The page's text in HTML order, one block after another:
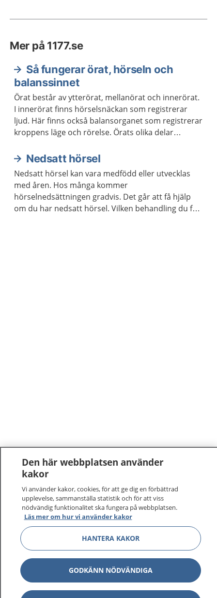
Mer på 1177.se
Så fungerar örat, hörseln och
balanssinnet
Örat består av ytterörat, mellanörat och innerörat.
I innerörat finns hörselsnäckan som registrerar
ljud. Här finns också balansorganet som registrerar
kroppens läge och rörelse. Örats olika delar
hörselcentrum och balanscentrum i hjärnan.
Nedsatt hörsel
Nedsatt hörsel kan vara medfödd eller utvecklas
med åren. Hos många kommer
hörselnedsättningen gradvis. Det går att få hjälp
om du har nedsatt hörsel. Vilken behandling du får
1177–tryggt om din hälsa och vård
På 1177.se får du råd om hälsa och information om
sjukdomar och vilka mottagningar du kan kontakta.
Logga in för att läsa din journal och göra dina
vårdärenden. Ring telefonnummer 1177 för
1177 ger dig råd när du vill må bättre.
Den här webbplatsen använder
kakor
Vi använder kakor, cookies, för att ge dig en förbättrad
upplevelse, sammanställa statistik och för att viss
nödvändig funktionalitet ska fungera på webbplatsen.
Läs mer om hur vi använder kakor
HANTERA KAKOR
GODKÄNN NÖDVÄNDIGA